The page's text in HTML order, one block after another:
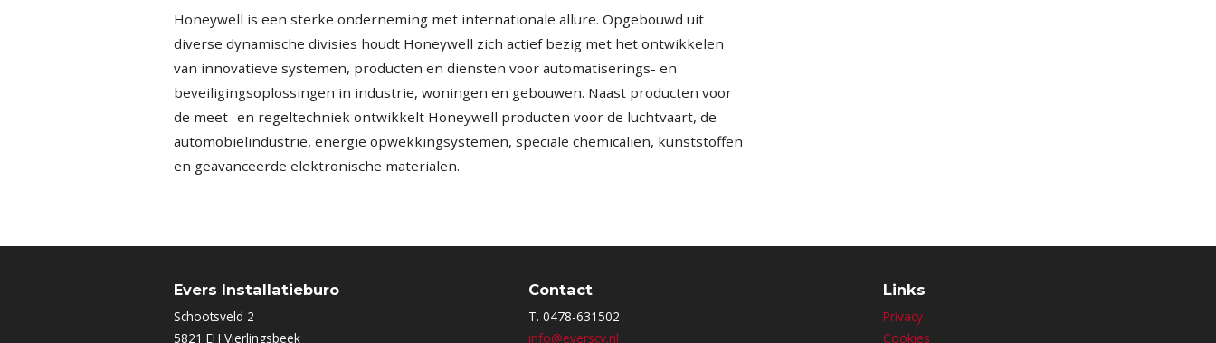
Honeywell is een sterke onderneming met internationale allure. Opgebouwd uit
diverse dynamische divisies houdt Honeywell zich actief bezig met het ontwikkelen
van innovatieve systemen, producten en diensten voor automatiserings- en
beveiligingsoplossingen in industrie, woningen en gebouwen. Naast producten voor
de meet- en regeltechniek ontwikkelt Honeywell producten voor de luchtvaart, de
automobielindustrie, energie opwekkingsystemen, speciale chemicaliën, kunststoffen
en geavanceerde elektronische materialen.
Evers Installatieburo
Schootsveld 2
5821 EH Vierlingsbeek
Contact
T. 0478-631502
info@everscv.nl
Links
Privacy
Cookies